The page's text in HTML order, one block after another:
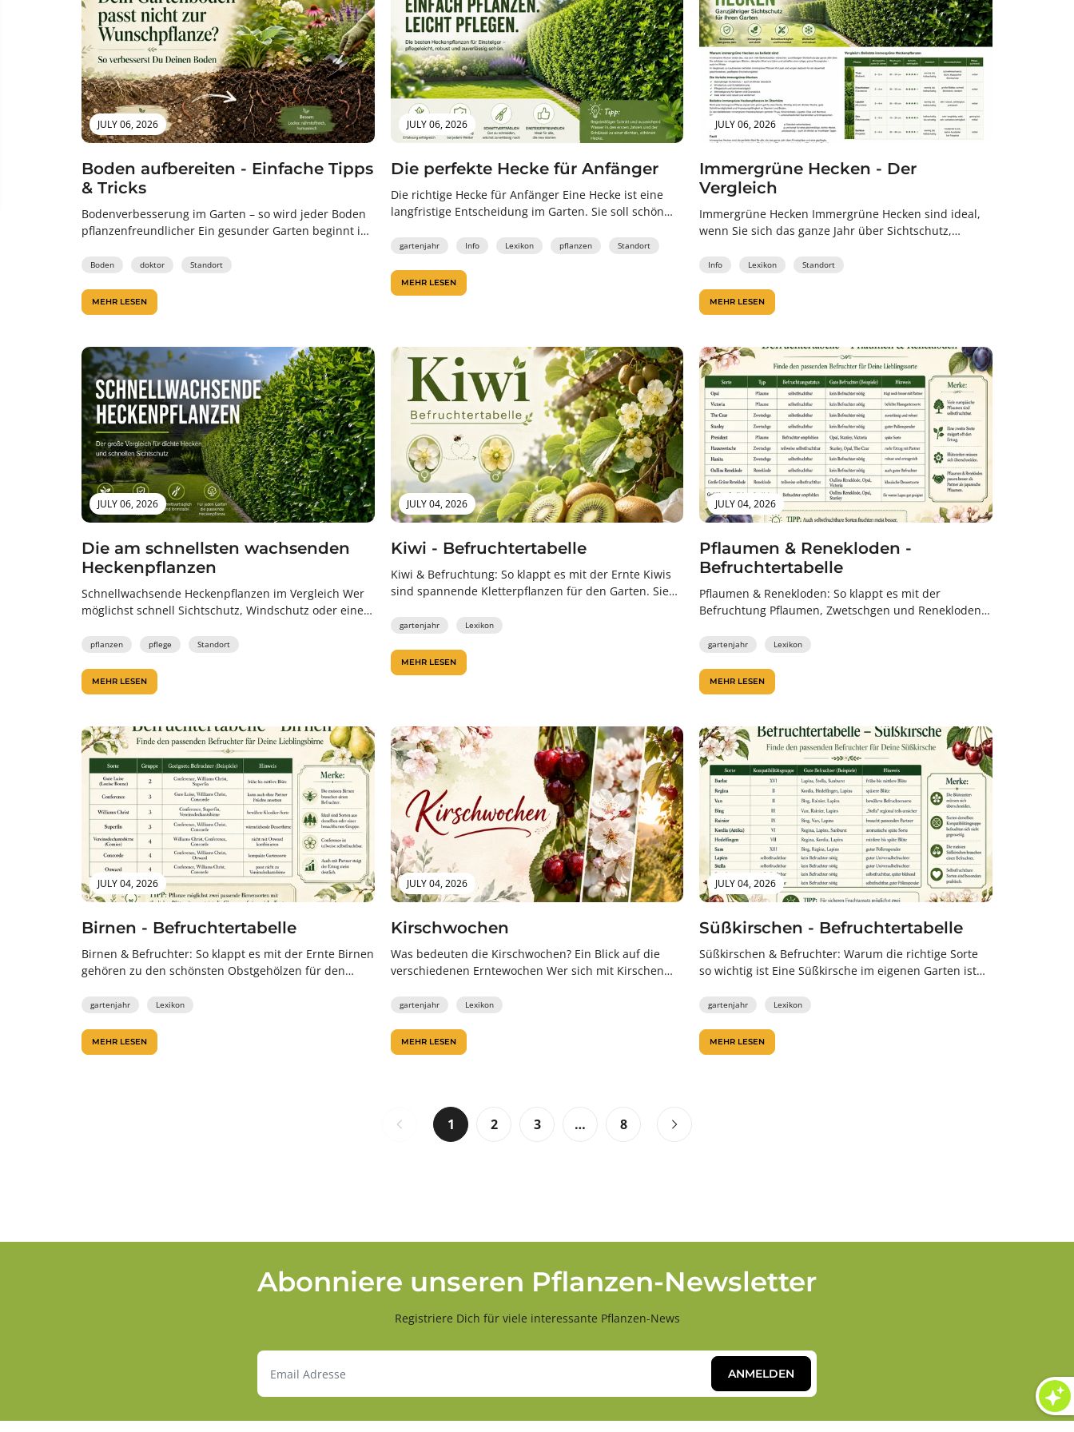
JULY 06, 2026
Boden aufbereiten - Einfache Tipps
& Tricks
Bodenverbesserung im Garten – so wird jeder Boden
pflanzenfreundlicher Ein gesunder Garten beginnt im
Boden doktor Standort
MEHR LESEN
JULY 06, 2026
Die perfekte Hecke für Anfänger
Die richtige Hecke für Anfänger Eine Hecke ist eine
langfristige Entscheidung im Garten. Sie soll schön
gartenjahr Info Lexikon pflanzen Standort
MEHR LESEN
JULY 06, 2026
Immergrüne Hecken - Der
Vergleich
Immergrüne Hecken Immergrüne Hecken sind ideal,
wenn Sie sich das ganze Jahr über Sichtschutz,
Info Lexikon Standort
MEHR LESEN
JULY 06, 2026
Die am schnellsten wachsenden
Heckenpflanzen
Schnellwachsende Heckenpflanzen im Vergleich Wer
möglichst schnell Sichtschutz, Windschutz oder eine
nach schnellwachsenden Heckenpflanzen. Doch...
pflanzen pflege Standort
MEHR LESEN
JULY 04, 2026
Kiwi - Befruchtertabelle
Kiwi & Befruchtung: So klappt es mit der Ernte Kiwis
sind spannende Kletterpflanzen für den Garten. Sie
gartenjahr Lexikon
MEHR LESEN
JULY 04, 2026
Pflaumen & Renekloden -
Befruchtertabelle
Pflaumen & Renekloden: So klappt es mit der
Befruchtung Pflaumen, Zwetschgen und Renekloden
gartenjahr Lexikon
MEHR LESEN
JULY 04, 2026
Birnen - Befruchtertabelle
Birnen & Befruchter: So klappt es mit der Ernte Birnen
gehören zu den schönsten Obstgehölzen für den
gartenjahr Lexikon
MEHR LESEN
JULY 04, 2026
Kirschwochen
Was bedeuten die Kirschwochen? Ein Blick auf die
verschiedenen Erntewochen Wer sich mit Kirschen
gartenjahr Lexikon
MEHR LESEN
JULY 04, 2026
Süßkirschen - Befruchtertabelle
Süßkirschen & Befruchter: Warum die richtige Sorte
so wichtig ist Eine Süßkirsche im eigenen Garten ist
gartenjahr Lexikon
MEHR LESEN
1 2 3 … 8
Abonniere unseren Pflanzen-Newsletter
Registriere Dich für viele interessante Pflanzen-News
ANMELDEN